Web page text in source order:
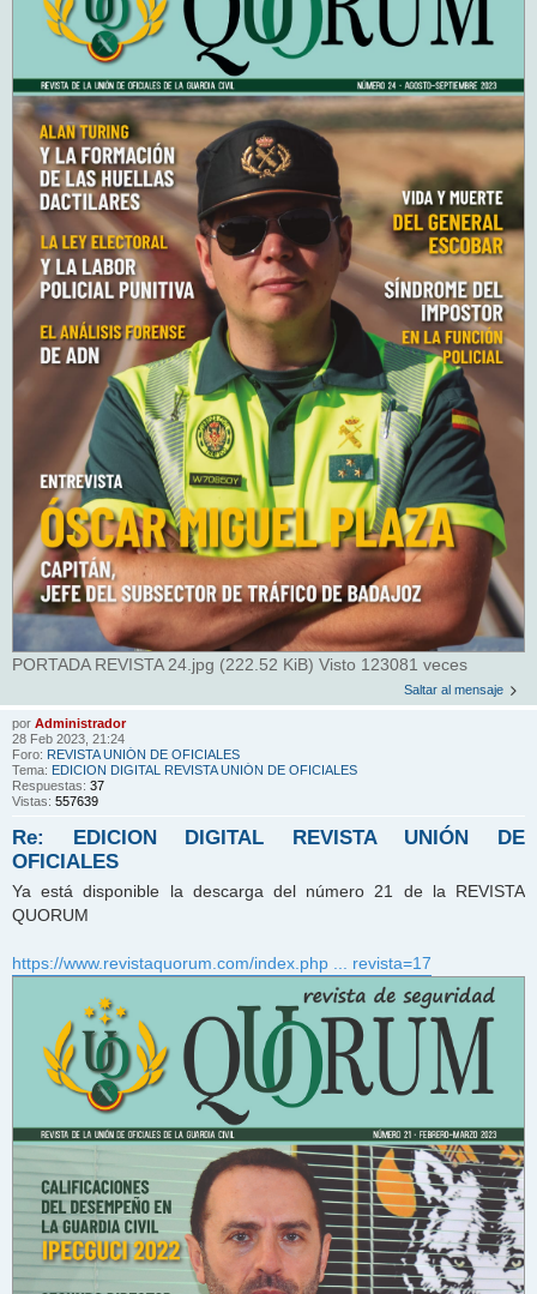
PORTADA REVISTA 24.jpg (222.52 KiB) Visto 123081 veces
Saltar al mensaje
por Administrador
28 Feb 2023, 21:24
Foro: REVISTA UNIÓN DE OFICIALES
Tema: EDICION DIGITAL REVISTA UNIÓN DE OFICIALES
Respuestas: 37
Vistas: 557639
Re: EDICION DIGITAL REVISTA UNIÓN DE
OFICIALES
Ya está disponible la descarga del número 21 de la REVISTA
QUORUM
https://www.revistaquorum.com/index.php ... revista=17